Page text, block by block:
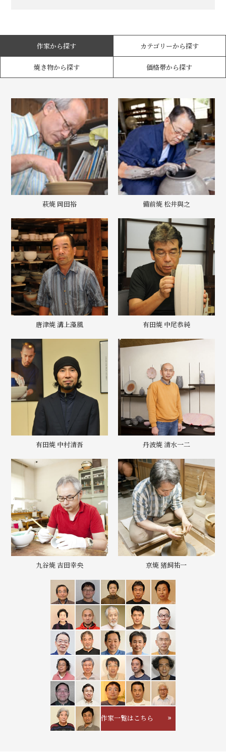
作家から探す カテゴリーから探す
焼き物から探す 価格帯から探す
萩焼 岡田裕 備前焼 松井與之
唐津焼 溝上藻風 有田焼 中尾恭純
有田焼 中村清吾 丹波焼 清水一二
九谷焼 吉田幸央 京焼 猪飼祐一
作家一覧はこちら